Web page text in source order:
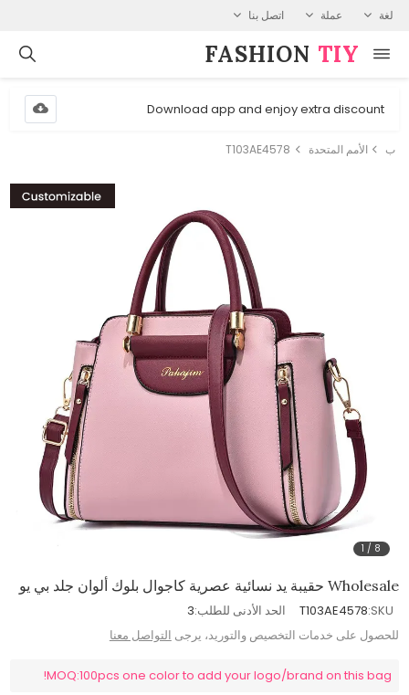
لغة عملة اتصل بنا
FASHION⁠ TIY
Download app and enjoy extra discount
ب الأمم المتحدة T103AE4578
1 / 8
Wholesale حقيبة يد نسائية عصرية كاجوال بلوك ألوان جلد بي يو
SKU:
T103AE4578 الحد الأدنى للطلب:3
للحصول على خدمات التخصيص والتوريد، يرجى التواصل معنا
MOQ:100pcs one color to add your logo/brand on this bag!